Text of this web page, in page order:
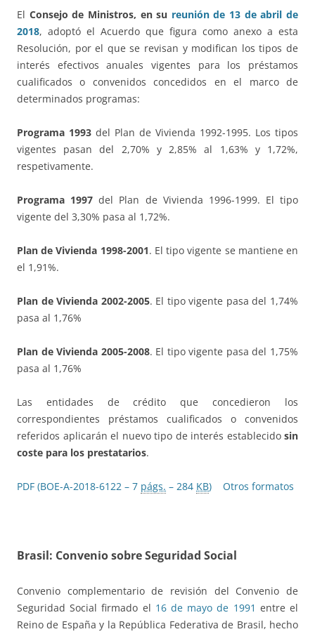
El Consejo de Ministros, en su reunión de 13 de abril de
2018, adoptó el Acuerdo que figura como anexo a esta
Resolución, por el que se revisan y modifican los tipos de
interés efectivos anuales vigentes para los préstamos
cualificados o convenidos concedidos en el marco de
determinados programas:
Programa 1993 del Plan de Vivienda 1992-1995. Los tipos
vigentes pasan del 2,70% y 2,85% al 1,63% y 1,72%,
respetivamente.
Programa 1997 del Plan de Vivienda 1996-1999. El tipo
vigente del 3,30% pasa al 1,72%.
Plan de Vivienda 1998-2001. El tipo vigente se mantiene en
el 1,91%.
Plan de Vivienda 2002-2005. El tipo vigente pasa del 1,74%
pasa al 1,76%
Plan de Vivienda 2005-2008. El tipo vigente pasa del 1,75%
pasa al 1,76%
Las entidades de crédito que concedieron los
correspondientes préstamos cualificados o convenidos
referidos aplicarán el nuevo tipo de interés establecido sin
coste para los prestatarios.
PDF (BOE-A-2018-6122 – 7 págs. – 284 KB) Otros formatos
Brasil: Convenio sobre Seguridad Social
Convenio complementario de revisión del Convenio de
Seguridad Social firmado el 16 de mayo de 1991 entre el
Reino de España y la República Federativa de Brasil, hecho